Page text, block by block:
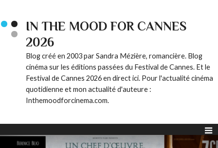
IN THE MOOD FOR CANNES
2026
Blog créé en 2003 par Sandra Mézière, romancière. Blog
cinéma sur les éditions passées du Festival de Cannes. Et le
Festival de Cannes 2026 en direct ici. Pour l'actualité cinéma
quotidienne et mon actualité d'auteure :
Inthemoodforcinema.com.